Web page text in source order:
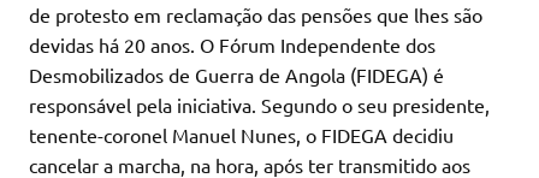
de protesto em reclamação das pensões que lhes são
devidas há 20 anos. O Fórum Independente dos
Desmobilizados de Guerra de Angola (FIDEGA) é
responsável pela iniciativa. Segundo o seu presidente,
tenente-coronel Manuel Nunes, o FIDEGA decidiu
cancelar a marcha, na hora, após ter transmitido aos